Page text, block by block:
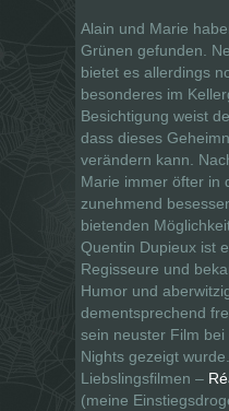
Alain und Marie
Grünen gefunden.
bietet es allerdings
besonderes im
Besichtigung weist
dass dieses
verändern kann.
Marie immer öfter in
zunehmend
bietenden
Quentin Dupieux ist
Regisseure und
Humor und
dementsprechend
sein neuster Film
Nights gezeigt
Liebslingsfilmen –
(meine